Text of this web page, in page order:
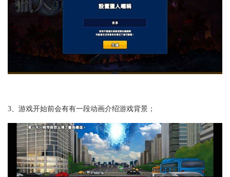
3、游戏开始前会有有一段动画介绍游戏背景；